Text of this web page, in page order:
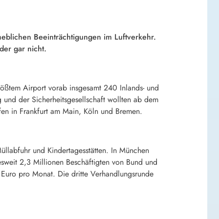
Beeinträchtigungen im Luftverkehr.
gar nicht.
Airport vorab insgesamt 240 Inlands- und
der Sicherheitsgesellschaft wollten ab dem
in Frankfurt am Main, Köln und Bremen.
und Kindertagesstätten. In München
2,3 Millionen Beschäftigten von Bund und
pro Monat. Die dritte Verhandlungsrunde